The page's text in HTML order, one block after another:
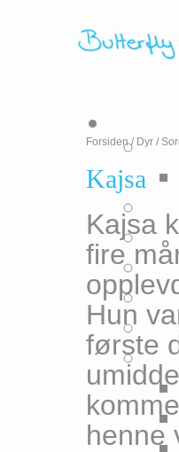
Forsiden/ Dyr /
Kajsa
Kajsa
fire
Hun
første
henne